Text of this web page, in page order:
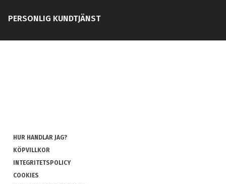
PERSONLIG KUNDTJÄNST
HUR HANDLAR JAG?
KÖPVILLKOR
INTEGRITETSPOLICY
COOKIES